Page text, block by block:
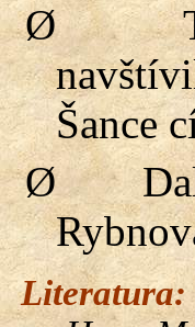
Ø
Šance
Ø
Literatura: